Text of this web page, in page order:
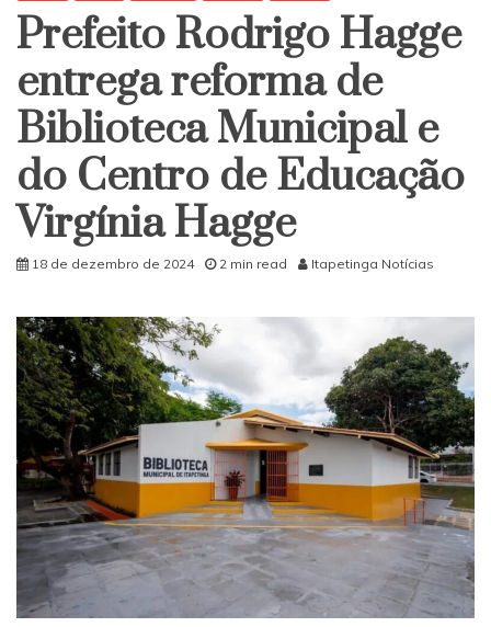
Prefeito Rodrigo Hagge
entrega reforma de
Biblioteca Municipal e
do Centro de Educação
Virgínia Hagge
18 de dezembro de 2024 2 min read Itapetinga Notícias